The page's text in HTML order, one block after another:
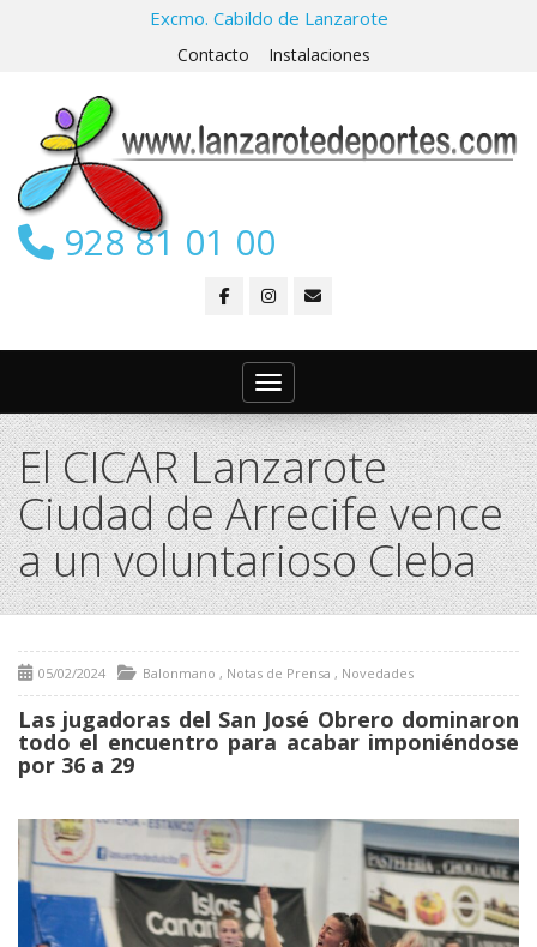
Excmo. Cabildo de Lanzarote
Contacto Instalaciones
928 81 01 00
Toggle navigation
El CICAR Lanzarote
Ciudad de Arrecife vence
a un voluntarioso Cleba
05/02/2024 Balonmano , Notas de Prensa , Novedades
Las jugadoras del San José Obrero dominaron
todo el encuentro para acabar imponiéndose
por 36 a 29